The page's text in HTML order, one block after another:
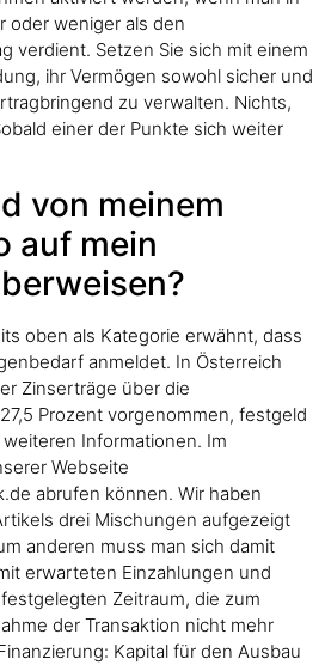
oder weniger als den
verdient. Setzen Sie sich mit einem
ihr Vermögen sowohl sicher und
zu verwalten. Nichts,
einer der Punkte sich weiter
von meinem
auf mein
oben als Kategorie erwähnt, dass
anmeldet. In Österreich
Zinserträge über die
Prozent vorgenommen, festgeld
Informationen. Im
Webseite
abrufen können. Wir haben
drei Mischungen aufgezeigt
anderen muss man sich damit
erwarteten Einzahlungen und
Zeitraum, die zum
der Transaktion nicht mehr
Kapital für den Ausbau